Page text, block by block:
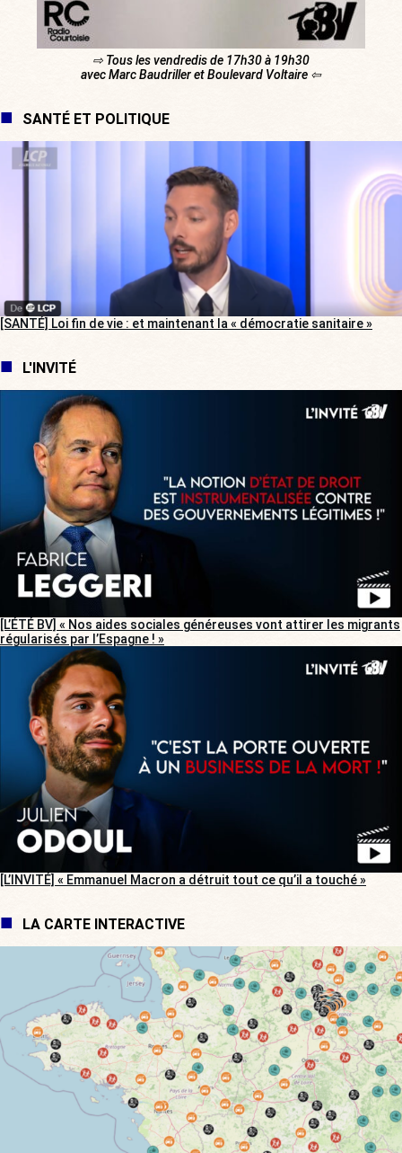
⇨ Tous les vendredis de 17h30 à 19h30
avec Marc Baudriller et Boulevard Voltaire ⇦
SANTÉ ET POLITIQUE
[SANTÉ] Loi fin de vie : et maintenant la « démocratie sanitaire »
L'INVITÉ
[L’ÉTÉ BV] « Nos aides sociales généreuses vont attirer les migrants
régularisés par l’Espagne ! »
[L’INVITÉ] « Emmanuel Macron a détruit tout ce qu’il a touché »
LA CARTE INTERACTIVE